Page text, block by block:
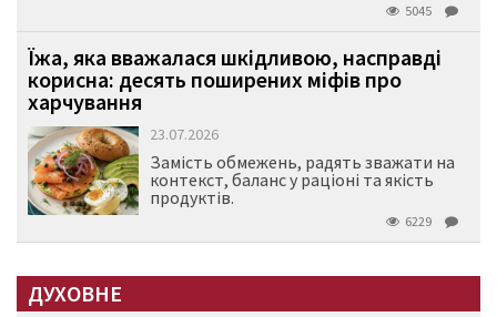
5045
Їжа, яка вважалася шкідливою, насправді
корисна: десять поширених міфів про
харчування
23.07.2026
Замість обмежень, радять зважати на
контекст, баланс у раціоні та якість
продуктів.
6229
ДУХОВНЕ